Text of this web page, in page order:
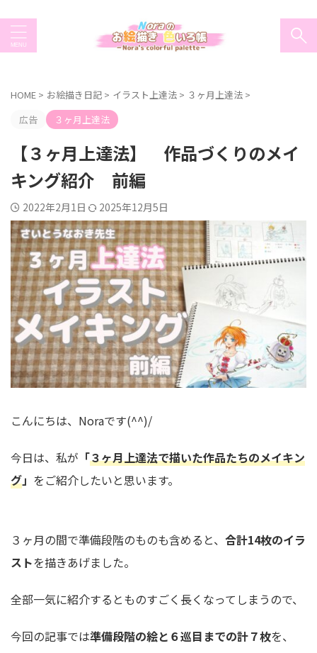
HOME > お絵描き日記 > イラスト上達法 > ３ヶ月上達法 >
広告
３ヶ月上達法
【３ヶ月上達法】 作品づくりのメイ
キング紹介 前編
2022年2月1日 2025年12月5日
こんにちは、Noraです(^^)/
今日は、私が 「３ヶ月上達法で描いた作品たちのメイキン
グ」 をご紹介したいと思います。
３ヶ月の間で準備段階のものも含めると、 合計14枚のイラ
ストを描きあげました。
全部一気に紹介するとものすごく長くなってしまうので、
今回の記事では準備段階の絵と６巡目までの計７枚を、